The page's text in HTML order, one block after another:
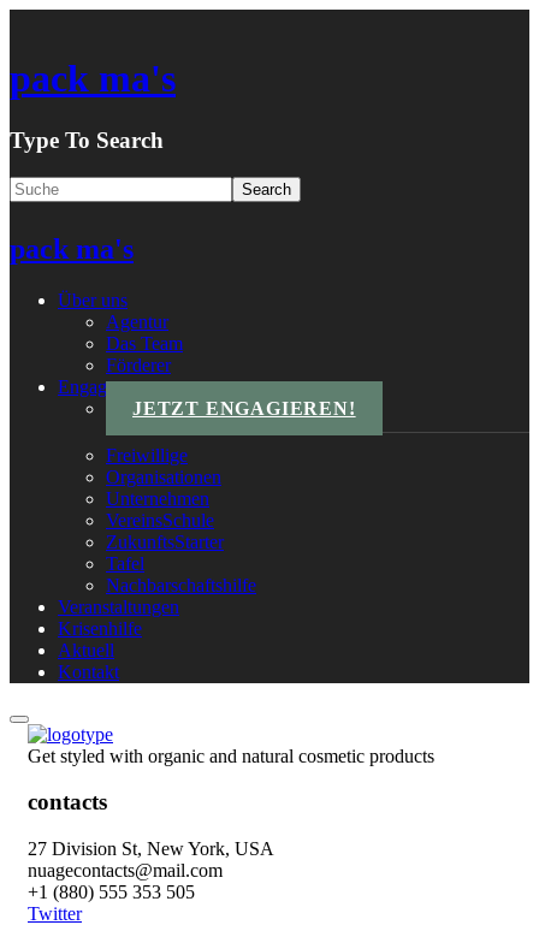
pack ma's
Type To Search
pack ma's
Über uns
Agentur
Das Team
Förderer
Engagements
JETZT ENGAGIEREN!
Freiwillige
Organisationen
Unternehmen
VereinsSchule
ZukunftsStarter
Tafel
Nachbarschaftshilfe
Veranstaltungen
Krisenhilfe
Aktuell
Kontakt
Get styled with organic and natural cosmetic products
contacts
27 Division St, New York, USA
nuagecontacts@mail.com
+1 (880) 555 353 505
Twitter